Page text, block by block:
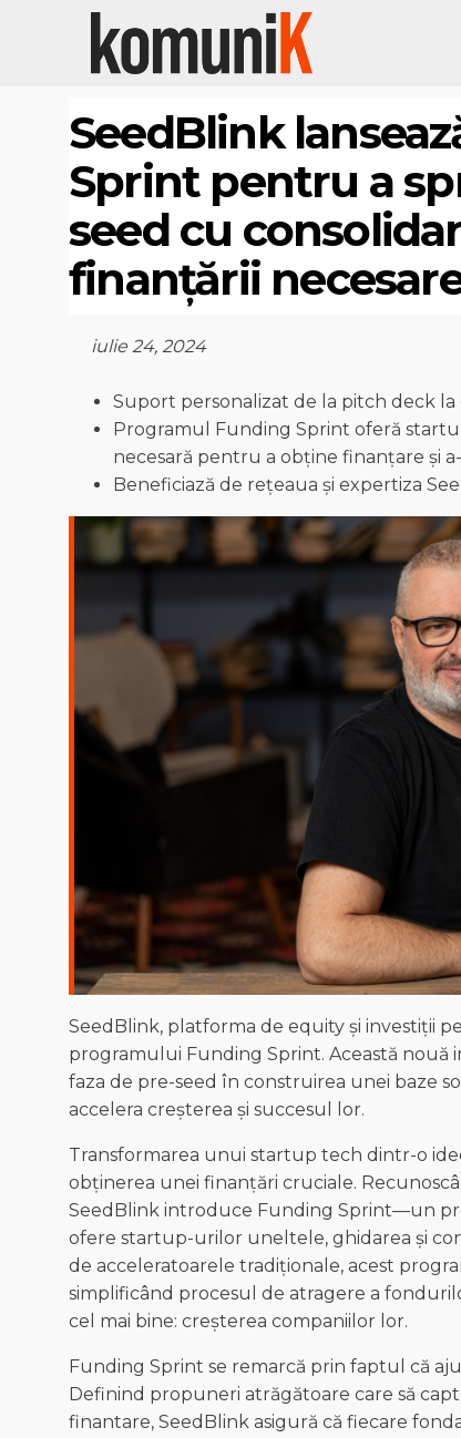
SeedBlink
Sprint pentru a
seed cu
finanțării
iulie 24, 2024
Suport personalizat de la pitch deck
Programul Funding Sprint oferă
necesară pentru a obține finanțare și
Beneficiază de rețeaua și expertiza
SeedBlink, platforma de equity și investiții
programului Funding Sprint. Această
faza de pre-seed în construirea unei baze
accelera creșterea și succesul lor.
Transformarea unui startup tech dintr-o
obținerea unei finanțări cruciale.
SeedBlink introduce Funding Sprint—un
ofere startup-urilor uneltele, ghidarea și
de acceleratoarele tradiționale, acest
simplificând procesul de atragere a
cel mai bine: creșterea companiilor lor.
Funding Sprint se remarcă prin faptul că
Definind propuneri atrăgătoare care să
finantare, SeedBlink asigură că fiecare